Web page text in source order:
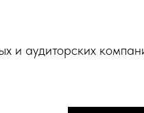
и аудиторских